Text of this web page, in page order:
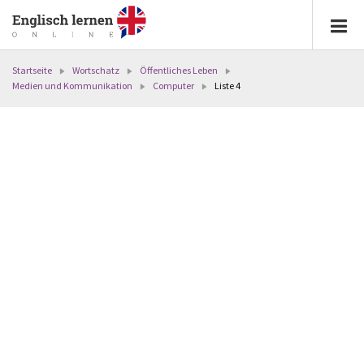
Startseite Wortschatz
Öffentliches Leben
Medien und Kommunikation
Computer Liste 4